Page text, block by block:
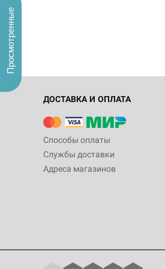
ДОСТАВКА И ОПЛАТА
Способы оплаты
Службы доставки
Адреса магазинов
Просмотренные